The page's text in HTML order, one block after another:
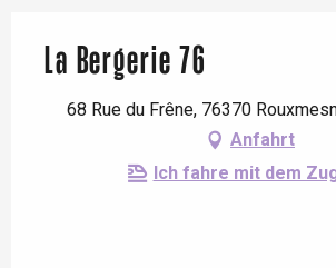
La Bergerie 76
68 Rue du Frêne, 76370
Anfahrt
Ich fahre mit dem